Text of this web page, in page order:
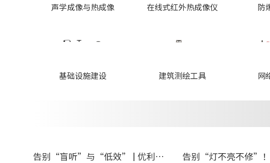
声学成像与热成像 在线式红外热成像仪 防
基础设施建设 建筑测绘工具 网
告别“盲听”与“低效” | 优利德智能检测方案助力铁路运维检修提质增效